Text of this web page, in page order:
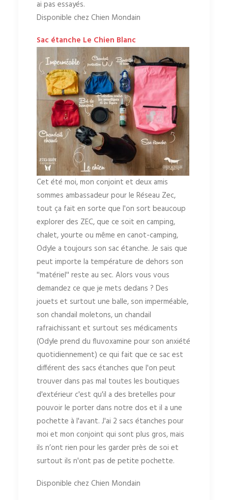
ai pas essayés.
Disponible chez Chien Mondain
Sac étanche Le Chien Blanc
Cet été moi, mon conjoint et deux amis
sommes ambassadeur pour le Réseau Zec,
tout ça fait en sorte que l'on sort beaucoup
explorer des ZEC, que ce soit en camping,
chalet, yourte ou même en canot-camping,
Odyle a toujours son sac étanche. Je sais que
peut importe la température de dehors son
''matériel'' reste au sec. Alors vous vous
demandez ce que je mets dedans ? Des
jouets et surtout une balle, son imperméable,
son chandail moletons, un chandail
rafraichissant et surtout ses médicaments
(Odyle prend du fluvoxamine pour son anxiété
quotidiennement) ce qui fait que ce sac est
différent des sacs étanches que l'on peut
trouver dans pas mal toutes les boutiques
d'extérieur c'est qu'il a des bretelles pour
pouvoir le porter dans notre dos et il a une
pochette à l'avant. J'ai 2 sacs étanches pour
moi et mon conjoint qui sont plus gros, mais
ils n’ont rien pour les garder près de soi et
surtout ils n'ont pas de petite pochette.
Disponible chez Chien Mondain